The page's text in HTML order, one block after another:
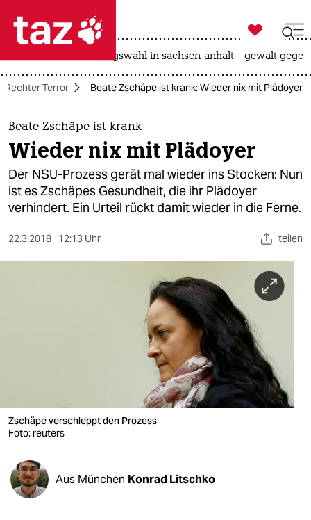
 taz zahl ich
taz zahl ich
themen
politik
öko
verlag
verlag
veranstaltungen
shop

taz zahl ich
landtagswahl in sachsen-anhalt gewalt
Rechter Terror Beate Zschäpe ist krank: Wieder nix mit Plädoyer
Beate Zschäpe ist krank
Wieder nix mit Plädoyer
Der NSU-Prozess gerät mal wieder ins Stocken: Nun
ist es Zschäpes Gesundheit, die ihr Plädoyer
verhindert. Ein Urteil rückt damit wieder in die Ferne.
22.3.2018 12:13 Uhr teilen
Zschäpe verschleppt den Prozess
Foto: reuters
Aus München Konrad Litschko